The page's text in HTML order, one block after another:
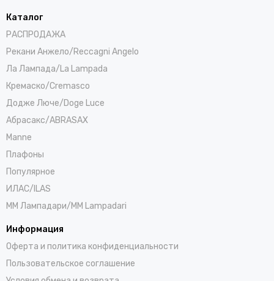
Каталог
РАСПРОДАЖА
Рекани Анжело/Reccagni Angelo
Ла Лампада/La Lampada
Кремаско/Cremasco
Додже Люче/Doge Luce
Абрасакс/ABRASAX
Manne
Плафоны
Популярное
ИЛАС/ILAS
ММ Лампадари/MM Lampadari
Информация
Оферта и политика конфиденциальности
Пользовательское соглашение